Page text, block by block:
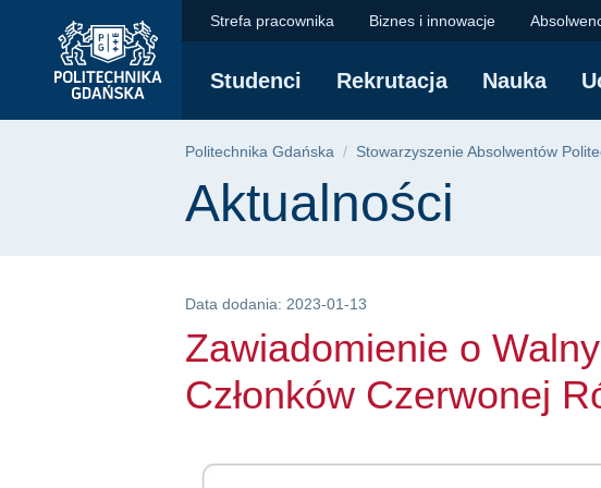
głównego
wyszukiwarki
Zawiadomienie o
Strefa pracownika Biznes i innowacje
Studenci Rekrutacja Nauka
Ścieżka nawigacyjna
Politechnika Gdańska Stowarzyszenie Absolwentów
Treść strony
Aktualności
Data dodania: 2023-01-13
Zawiadomienie o
Członków Czerwonej